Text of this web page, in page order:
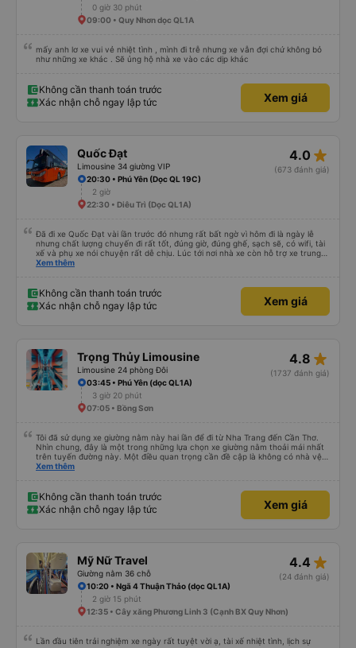
0 giờ 30 phút
09:00 • Quy Nhơn dọc QL1A
mấy anh lơ xe vui vẻ nhiệt tình , mình đi trễ nhưng xe vẫn đợi chứ không bỏ
như những xe khác . Sẽ ủng hộ nhà xe vào các dịp khác
Không cần thanh toán trước
Xác nhận chỗ ngay lập tức
Xem giá
Quốc Đạt
Limousine 34 giường VIP
4.0 star_rate
(673 đánh giá)
20:30 • Phú Yên (Dọc QL 19C)
2 giờ
22:30 • Diêu Trì (Dọc QL1A)
Đã đi xe Quốc Đạt vài lần trước đó nhưng rất bất ngờ vì hôm đi là ngày lễ
nhưng chất lượng chuyến đi rất tốt, đúng giờ, đúng ghế, sạch sẽ, có wifi, tài
xế và phụ xe nói chuyện rất dễ chịu. Lúc tới nơi nhà xe còn hỗ trợ xe trung
chuyển tới tận nhà. 10đ cho nhà xe, hy vọng nhà xe duy trì được chất lượng
Xem thêm
Không cần thanh toán trước
Xác nhận chỗ ngay lập tức
Xem giá
Trọng Thủy Limousine
Limousine 24 phòng Đôi
4.8 star_rate
(1737 đánh giá)
03:45 • Phú Yên (dọc QL1A)
3 giờ 20 phút
07:05 • Bồng Sơn
Tôi đã sử dụng xe giường nằm này hai lần để đi từ Nha Trang đến Cần Thơ.
Nhìn chung, đây là một trong những lựa chọn xe giường nằm thoải mái nhất
trên tuyến đường này. Một điều quan trọng cần đề cập là không có nhà vệ
sinh trên xe, điều này có thể gây khó chịu trên một hành trình dài xuyên
chậm khoảng một tiếng, nhưng công ty đã thông báo trước cho tôi, nên tôi
không gặp vấn đề gì. Xe khá thoải mái, có chăn và hai gối, và các tài xế lịch
sự và thân thiện. Có các điểm dừng nghỉ vào khoảng 4:00 sáng và 9:00
cho đến khoảng 8:00 sáng, điều này khá khó chịu. Có vẻ như lịch trình phụ
thuộc vào tài xế, và tôi thực sự hy vọng các điểm dừng sẽ được bố trí đều
đặn hơn trong tương lai. Nhìn chung, tôi hài lòng và sẽ tiếp tục sử dụng dịch
vụ xe buýt giường nằm của công ty này cho các chuyến công tác, vì đây
vẫn là một trong những lựa chọn xe buýt giường nằm thoải mái nhất trên
tuyến đường này. Tôi thực sự hy vọng rằng trong tương lai các tài xế sẽ
dừng xe thường xuyên theo lịch trình, đặc biệt là vì tôi dự định sẽ đi tuyến
đường này một lần nữa vào tuần tới.
Xem thêm
Không cần thanh toán trước
Xác nhận chỗ ngay lập tức
Xem giá
Mỹ Nữ Travel
Giường nằm 36 chỗ
4.4 star_rate
(24 đánh giá)
10:20 • Ngã 4 Thuận Thảo (dọc QL1A)
2 giờ 15 phút
12:35 • Cây xăng Phương Linh 3 (Cạnh BX Quy Nhơn)
Lần đầu tiên trải nghiệm xe ngày rất tuyệt vời ạ, tài xế nhiệt tình, lịch sự